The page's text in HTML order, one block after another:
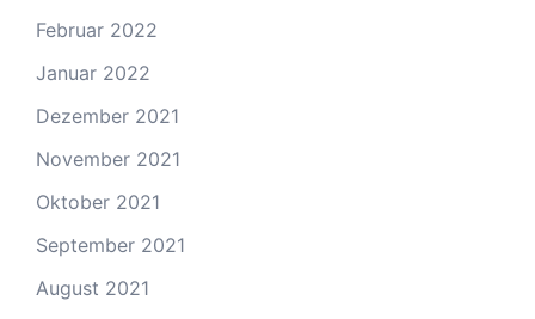
Februar 2022
Januar 2022
Dezember 2021
November 2021
Oktober 2021
September 2021
August 2021